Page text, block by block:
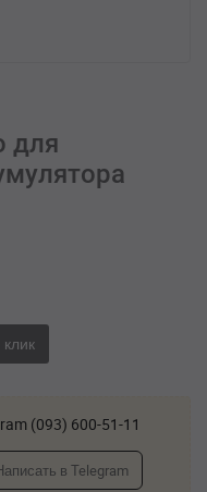
для
(093) 600-51-11
в Telegram